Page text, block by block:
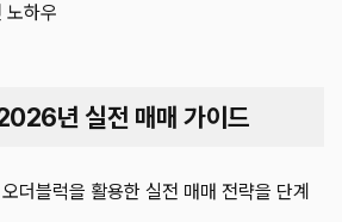
노하우
년 실전 매매 가이드
더블럭을 활용한 실전 매매 전략을 단계